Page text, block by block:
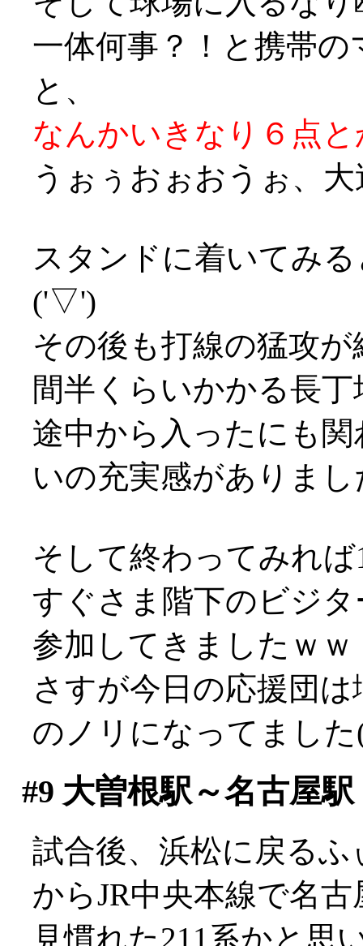
一体何事？！と携帯
と、
なんかいきなり６点
うぉぅおぉおうぉ、
スタンドに着いてみ
('▽')
その後も打線の猛攻
間半くらいかかる長丁
途中から入ったにも
いの充実感がありま
そして終わってみれば
すぐさま階下のビジ
参加してきましたｗｗ
さすが今日の応援団
のノリになってました
#9 大曽根駅～名古屋駅
試合後、浜松に戻る
からJR中央本線で名
見慣れた211系かと思